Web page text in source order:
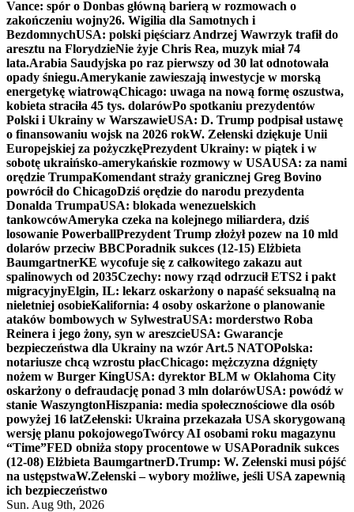
Vance: spór o Donbas główną barierą w rozmowach o
zakończeniu wojny26. Wigilia dla Samotnych i
BezdomnychUSA: polski pięściarz Andrzej Wawrzyk trafił do
aresztu na FlorydzieNie żyje Chris Rea, muzyk miał 74
lata.Arabia Saudyjska po raz pierwszy od 30 lat odnotowała
opady śniegu.Amerykanie zawieszają inwestycje w morską
energetykę wiatrowąChicago: uwaga na nową formę oszustwa,
kobieta straciła 45 tys. dolarówPo spotkaniu prezydentów
Polski i Ukrainy w WarszawieUSA: D. Trump podpisał ustawę
o finansowaniu wojsk na 2026 rokW. Zełenski dziękuje Unii
Europejskiej za pożyczkęPrezydent Ukrainy: w piątek i w
sobotę ukraińsko-amerykańskie rozmowy w USAUSA: za nami
orędzie TrumpaKomendant straży granicznej Greg Bovino
powrócił do ChicagoDziś orędzie do narodu prezydenta
Donalda TrumpaUSA: blokada wenezuelskich
tankowcówAmeryka czeka na kolejnego miliardera, dziś
losowanie PowerballPrezydent Trump złożył pozew na 10 mld
dolarów przeciw BBCPoradnik sukces (12-15) Elżbieta
BaumgartnerKE wycofuje się z całkowitego zakazu aut
spalinowych od 2035Czechy: nowy rząd odrzucił ETS2 i pakt
migracyjnyElgin, IL: lekarz oskarżony o napaść seksualną na
nieletniej osobieKalifornia: 4 osoby oskarżone o planowanie
ataków bombowych w SylwestraUSA: morderstwo Roba
Reinera i jego żony, syn w areszcieUSA: Gwarancje
bezpieczeństwa dla Ukrainy na wzór Art.5 NATOPolska:
notariusze chcą wzrostu płacChicago: mężczyzna dźgnięty
nożem w Burger KingUSA: dyrektor BLM w Oklahoma City
oskarżony o defraudację ponad 3 mln dolarówUSA: powódź w
stanie WaszyngtonHiszpania: media społecznościowe dla osób
powyżej 16 latZełenski: Ukraina przekazała USA skorygowaną
wersję planu pokojowegoTwórcy AI osobami roku magazynu
“Time”FED obniża stopy procentowe w USAPoradnik sukces
(12-08) Elżbieta BaumgartnerD.Trump: W. Zełenski musi pójść
na ustępstwaW.Zełenski – wybory możliwe, jeśli USA zapewnią
ich bezpieczeństwo
Sun. Aug 9th, 2026